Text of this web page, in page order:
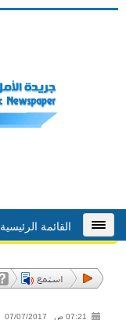
القائمة الرئيسية
07:21 ص 07/07/2017